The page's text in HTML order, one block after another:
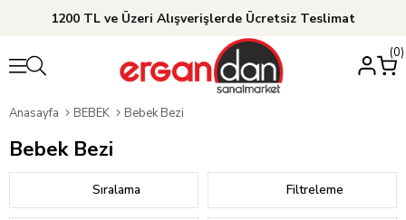
1200 TL ve Üzeri Alışverişlerde Ücretsiz Teslimat
0
Anasayfa BEBEK Bebek Bezi
Bebek Bezi
Filtreleme
Sıralama